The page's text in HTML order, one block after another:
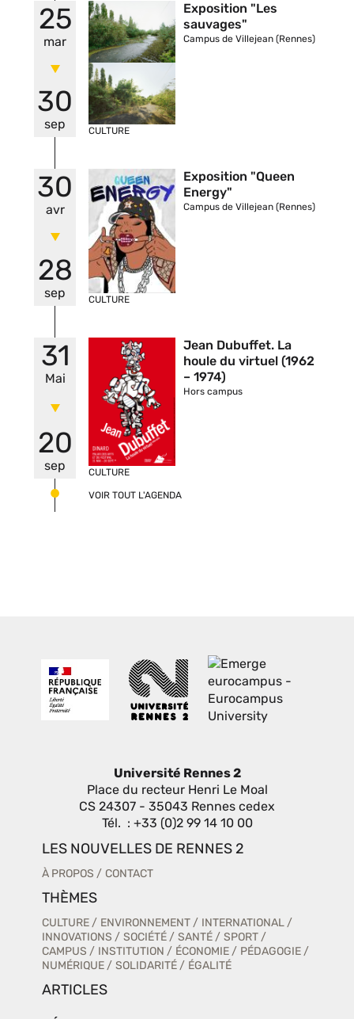
25
mar
30
sep
Vignette
Exposition "Les
sauvages"
Campus de Villejean (Rennes)
CULTURE
30
avr
28
sep
Vignette
Exposition "Queen
Energy"
Campus de Villejean (Rennes)
CULTURE
31
Mai
20
sep
Vignette
Jean Dubuffet. La
houle du virtuel (1962
– 1974)
Hors campus
CULTURE
VOIR TOUT L'AGENDA
Université Rennes 2
Place du recteur Henri Le Moal
CS 24307 - 35043 Rennes cedex
Tél. : +33 (0)2 99 14 10 00
LES NOUVELLES DE RENNES 2
À PROPOS CONTACT
THÈMES
CULTURE ENVIRONNEMENT
INTERNATIONAL
INNOVATIONS
SOCIÉTÉ SANTÉ
SPORT
CAMPUS
INSTITUTION ÉCONOMIE
PÉDAGOGIE
NUMÉRIQUE
SOLIDARITÉ ÉGALITÉ
ARTICLES